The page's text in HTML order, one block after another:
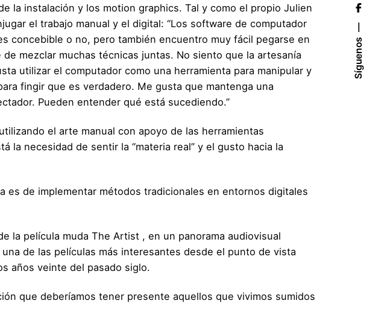
Síguenos
la instalación y los motion graphics. Tal y como el propio Julien
el trabajo manual y el digital: “Los software de computador
concebible o no, pero también encuentro muy fácil pegarse en
mezclar muchas técnicas juntas. No siento que la artesanía
utilizar el computador como una herramienta para manipular y
fingir que es verdadero. Me gusta que mantenga una
Pueden entender qué está sucediendo.”
el arte manual con apoyo de las herramientas
necesidad de sentir la “materia real” y el gusto hacia la
es de implementar métodos tradicionales en entornos digitales
la película muda The Artist , en un panorama audiovisual
de las películas más interesantes desde el punto de vista
años veinte del pasado siglo.
que deberíamos tener presente aquellos que vivimos sumidos